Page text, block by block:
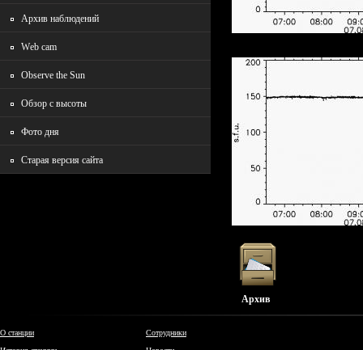
Архив наблюдений
Wеb cam
Observe the Sun
Обзор с высоты
Фото дня
Старая версия сайта
Архив
О станции
Сотрудники